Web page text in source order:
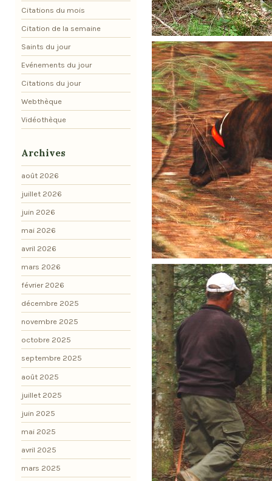
Citations du mois
Citation de la semaine
Saints du jour
Evénements du jour
Citations du jour
Webthèque
Vidéothèque
Archives
août 2026
juillet 2026
juin 2026
mai 2026
avril 2026
mars 2026
février 2026
décembre 2025
novembre 2025
octobre 2025
septembre 2025
août 2025
juillet 2025
juin 2025
mai 2025
avril 2025
mars 2025